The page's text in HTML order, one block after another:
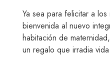
Ya sea para felicitar a
bienvenida al nuevo
habitación de
un regalo que irradia